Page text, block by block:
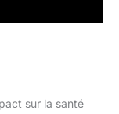
sur la santé